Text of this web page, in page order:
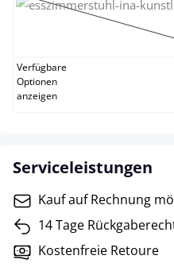
schwarz
(Diese
Verfügbare
Optionen
anzeigen
Serviceleistungen
Kauf auf Rechnung
14 Tage
Kostenfreie Retoure